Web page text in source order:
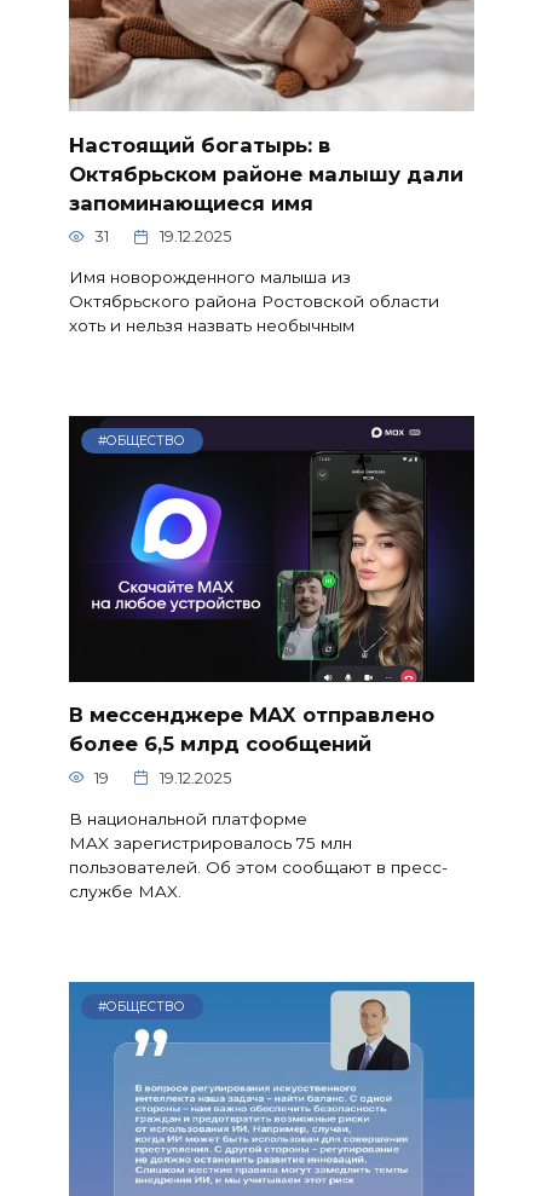
Настоящий богатырь: в
Октябрьском районе малышу дали
запоминающиеся имя
31 19.12.2025
Имя новорожденного малыша из
Октябрьского района Ростовской области
хоть и нельзя назвать необычным
#ОБЩЕСТВО
В мессенджере MAX отправлено
более 6,5 млрд сообщений
19 19.12.2025
В национальной платформе
MAX зарегистрировалось 75 млн
пользователей. Об этом сообщают в пресс-
службе MAX.
#ОБЩЕСТВО